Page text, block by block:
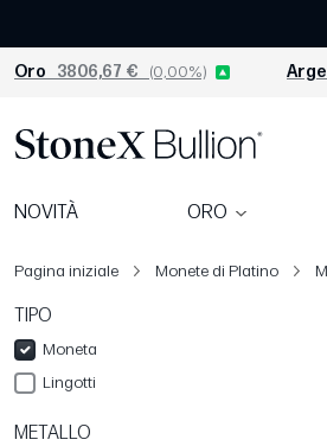
Oro 3806,67 € (0,00%)
NOVITÀ ORO
Pagina iniziale Monete di Platino
TIPO
Moneta
Lingotti
METALLO